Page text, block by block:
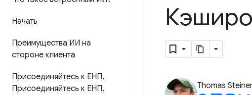
Начать
Преимущества ИИ на
стороне клиента
Присоединяйтесь к ЕНП,
Присоединяйтесь к ЕНП,
Thomas